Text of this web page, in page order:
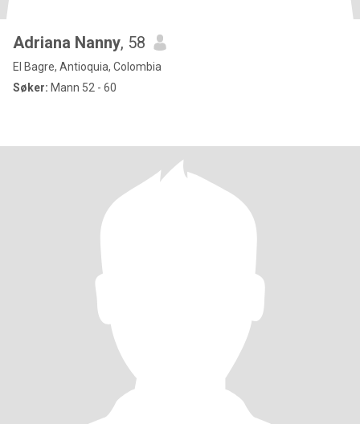
Adriana Nanny, 58
El Bagre, Antioquia, Colombia
Søker: Mann 52 - 60